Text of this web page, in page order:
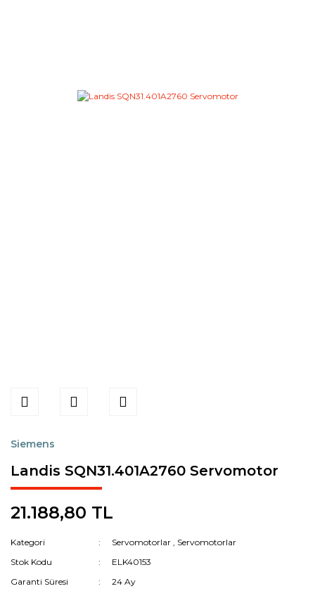
Siemens
Landis SQN31.401A2760 Servomotor
21.188,80 TL
Kategori Servomotorlar , Servomotorlar
Stok Kodu
ELK40153
Garanti Süresi
24 Ay